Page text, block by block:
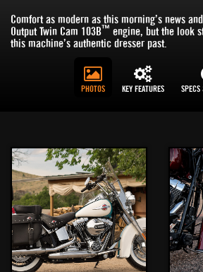
Comfort as modern as this morning’s news
Output Twin Cam 103B™ engine, but the look
this machine’s authentic dresser past.
PHOTOS KEY FEATURES